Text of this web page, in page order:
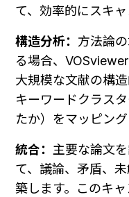
て、効率的にスキャ
構造分析： 方法論
る場合、
大規模な文献の構
キーワードクラス
たか）をマッピング
統合： 主要な論文
て、議論、矛盾、
築します。このキ